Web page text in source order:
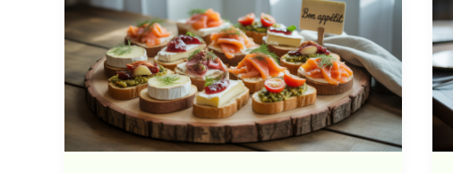
à
préparer
la
veille
:
recettes